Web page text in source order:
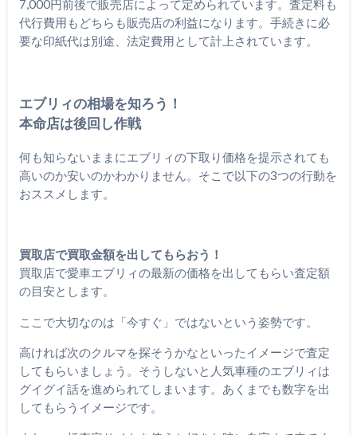
7,000円前後で販売店によって定められています。査定料も
代行費用もどちらも販売店の利益になります。手続きに必
要な印紙代は別途、法定費用として計上されています。
エブリィの相場を知ろう！
本命店は後回し作戦
何も知らないままにエブリィの下取り価格を提示されても
高いのか安いのかわかりません。そこで以下の3つの行動を
おススメします。
買取店で買取金額を出してもらおう！
買取店で愛車エブリィの最新の価格を出してもらい査定額
の目安とします。
ここで大切なのは「今すぐ」ではないという姿勢です。
高ければ次のクルマを探そうかなといったイメージで査定
してもらいましょう。そうしないと人気車種のエブリィは
グイグイ話を進められてしまいます。あくまでも数字を出
してもらうイメージです。